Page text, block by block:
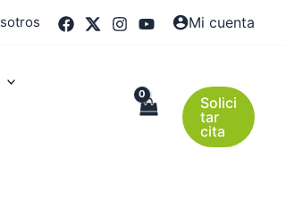
Mi cuenta
Solici
tar
cita